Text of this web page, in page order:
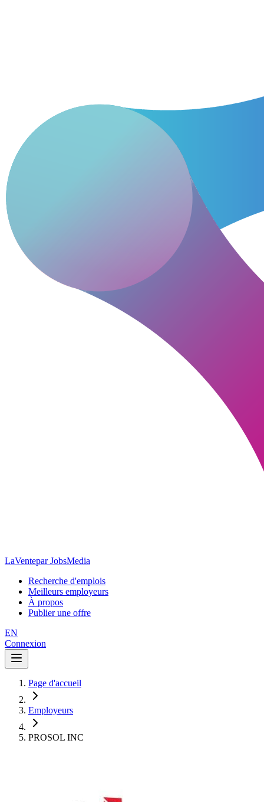
LaVentepar JobsMedia
Recherche d'emplois
Meilleurs employeurs
À propos
Publier une offre
EN
Connexion
Page d'accueil
Employeurs
PROSOL INC